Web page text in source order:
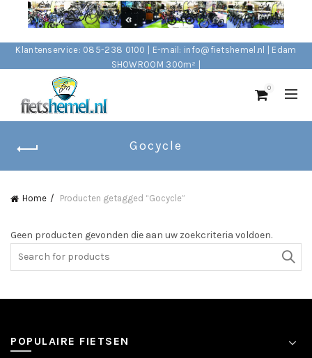
Klantenservice: 085-238 0100 | E-mail: info@fietshemel.nl | Edam
SHOWROOM 300m² |
0
Gocycle
Home Producten getagged “Gocycle”
Geen producten gevonden die aan uw zoekcriteria voldoen.
POPULAIRE FIETSEN